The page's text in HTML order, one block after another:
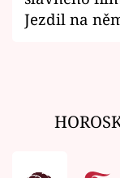
Jezdil na